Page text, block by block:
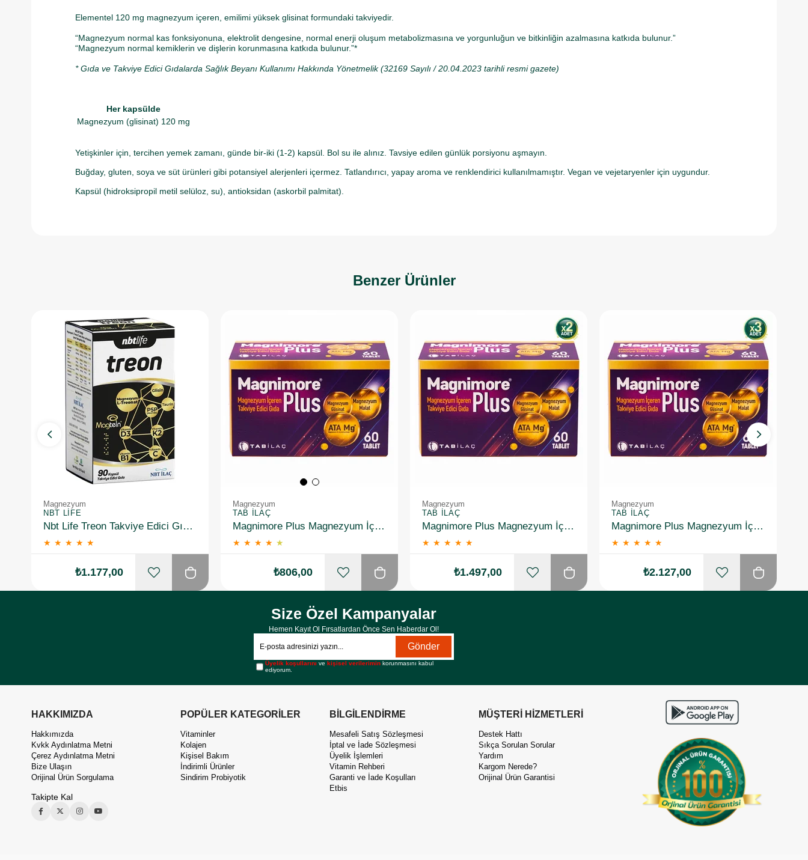
Elementel 120 mg magnezyum içeren, emilimi yüksek glisinat formundaki takviyedir.
“Magnezyum normal kas fonksiyonuna, elektrolit dengesine, normal enerji oluşum metabolizmasına ve yorgunluğun ve bitkinliğin azalmasına katkıda bulunur.”
“Magnezyum normal kemiklerin ve dişlerin korunmasına katkıda bulunur.”*
* Gıda ve Takviye Edici Gıdalarda Sağlık Beyanı Kullanımı Hakkında Yönetmelik (32169 Sayılı / 20.04.2023 tarihli resmi gazete)
Her kapsülde
Magnezyum (glisinat) 120 mg
Yetişkinler için, tercihen yemek zamanı, günde bir-iki (1-2) kapsül. Bol su ile alınız. Tavsiye edilen günlük porsiyonu aşmayın.
Buğday, gluten, soya ve süt ürünleri gibi potansiyel alerjenleri içermez. Tatlandırıcı, yapay aroma ve renklendirici kullanılmamıştır. Vegan ve vejetaryenler için uygundur.
Kapsül (hidroksipropil metil selüloz, su), antioksidan (askorbil palmitat).
Benzer Ürünler
Magnezyum
NBT LIFE
Nbt Life Treon Takviye Edici Gıda 90 Kapsül
★ ★ ★ ★ ★
₺1.177,00
Magnezyum
TAB İLAÇ
Magnimore Plus Magnezyum İçeren Takviye Edici Gıda 60 Kapsül
★ ★ ★ ★ ★
₺806,00
Magnezyum
TAB İLAÇ
Magnimore Plus Magnezyum İçeren Takviye Edici Gıda 60 Kapsül 2 Adet
★ ★ ★ ★ ★
₺1.497,00
Magnezyum
TAB İLAÇ
Magnimore Plus Magnezyum İçeren Takviye Edici Gıda 60 Kapsül 3 Adet
★ ★ ★ ★ ★
₺2.127,00
Size Özel Kampanyalar
Hemen Kayıt Ol Fırsatlardan Önce Sen Haberdar Ol!
Gönder
Üyelik koşullarını vekişisel verilerimin korunmasını kabul
ediyorum.
HAKKIMIZDA
Hakkımızda
Kvkk Aydınlatma Metni
Çerez Aydınlatma Metni
Bize Ulaşın
Orijinal Ürün Sorgulama
Takipte Kal
POPÜLER KATEGORİLER
Vitaminler
Kolajen
Kişisel Bakım
İndirimli Ürünler
Sindirim Probiyotik
BİLGİLENDİRME
Mesafeli Satış Sözleşmesi
İptal ve İade Sözleşmesi
Üyelik İşlemleri
Vitamin Rehberi
Garanti ve İade Koşulları
Etbis
MÜŞTERİ HİZMETLERİ
Destek Hattı
Sıkça Sorulan Sorular
Yardım
Kargom Nerede?
Orijinal Ürün Garantisi